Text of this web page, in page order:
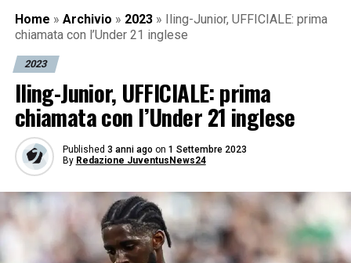
Home » Archivio » 2023 » Iling-Junior, UFFICIALE: prima
chiamata con l’Under 21 inglese
2023
Iling-Junior, UFFICIALE: prima
chiamata con l’Under 21 inglese
Published 3 anni ago on 1 Settembre 2023
By Redazione JuventusNews24